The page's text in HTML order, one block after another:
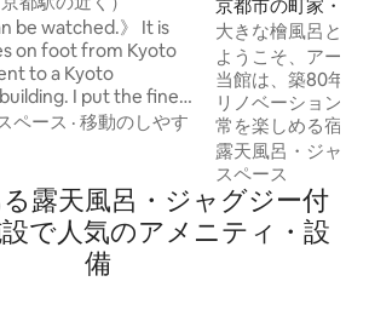
on foot from Kyoto
to a Kyoto
I put the finest
bed. You can
is about the size
a very beautiful room
Please try and
location of the hotel is
can walk to
Kyoto and famous
ペース · 移動のしやす
京都市の町家・長
大きな檜風呂と日
認定 【白川八木
登録済 １日１組限
ようこそ、アート
当館は、築80年
リノベーション
常を楽しめる宿で
ら1,000組を超え
くの文化交流が生
ではアート作品
檜風呂でゆった
いただけます。観
露天風呂・ジャグ
スペース
露天風呂・ジャグジー付
で人気のアメニティ・設
備